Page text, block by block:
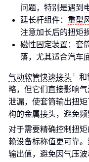
问题，特别是遇到
延长杆组件： 重型
注意加长后的扭矩
磁性固定装置：套
落，尤其适合汽车
气动软管快速接头
和
略，但它们直接影响
泄漏，使套筒输出扭
构的金属接头，避免频
对于需要精确控制扭
赖设备标称值更可靠
输出值，避免因气压波